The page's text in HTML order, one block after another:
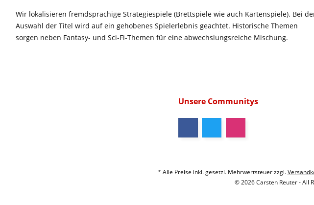
Wir lokalisieren fremdsprachige Strategiespiele (Brettspiele wie auch Kartenspiele). Bei
Auswahl der Titel wird auf ein gehobenes Spielerlebnis geachtet. Historische Themen
sorgen neben Fantasy- und Sci-Fi-Themen für eine abwechslungsreiche Mischung.
Unsere Communitys
* Alle Preise inkl. gesetzl. Mehrwertsteuer zzgl.
© 2026 Carsten Reuter - All